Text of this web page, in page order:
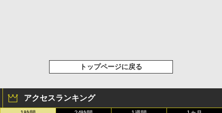
トップページに戻る
アクセスランキング